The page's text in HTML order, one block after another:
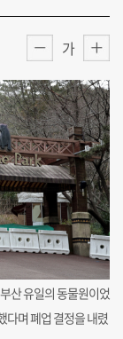
가
산 유일의 동물원이었
다며 폐업 결정을 내렸